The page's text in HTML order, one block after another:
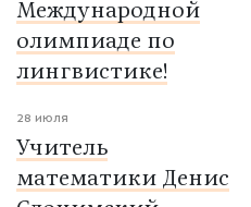
Международной
олимпиаде по
лингвистике!
28 июля
Учитель
математики Денис